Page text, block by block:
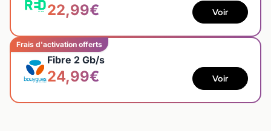
22,99€ Voir
Frais d'activation offerts
Fibre 2 Gb/s
24,99€ Voir